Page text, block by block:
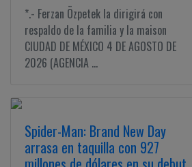
*.- Ferzan Özpetek la dirigirá con
respaldo de la familia y la maison
CIUDAD DE MÉXICO 4 DE AGOSTO DE
2026 (AGENCIA ...
Spider-Man: Brand New Day
arrasa en taquilla con 927